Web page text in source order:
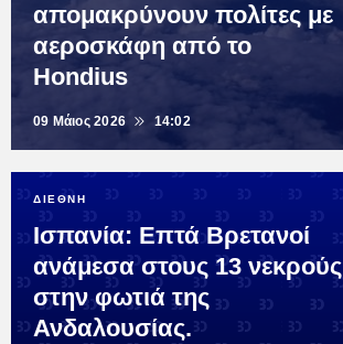
απομακρύνουν πολίτες με
αεροσκάφη από το
Hondius
09 Μάιος 2026 14:02
ΔΙΕΘΝΗ
Ισπανία: Επτά Βρετανοί
ανάμεσα στους 13 νεκρούς
στην φωτιά της
Ανδαλουσίας.